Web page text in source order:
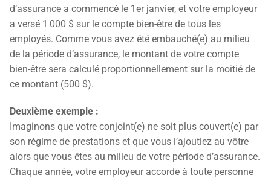
d’assurance a commencé le 1er janvier, et votre employeur
a versé 1 000 $ sur le compte bien-être de tous les
employés. Comme vous avez été embauché(e) au milieu
de la période d’assurance, le montant de votre compte
bien-être sera calculé proportionnellement sur la moitié de
ce montant (500 $).
Deuxième exemple :
Imaginons que votre conjoint(e) ne soit plus couvert(e) par
son régime de prestations et que vous l’ajoutiez au vôtre
alors que vous êtes au milieu de votre période d’assurance.
Chaque année, votre employeur accorde à toute personne